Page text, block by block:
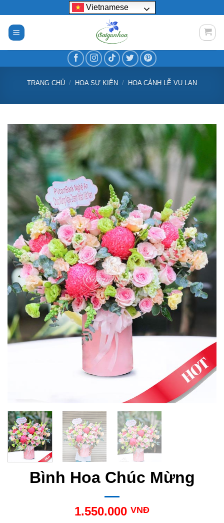
nội
dung
Vietnamese
TRANG CHỦ / HOA SỰ KIỆN / HOA CẢNH LỄ VU LAN
Bình Hoa Chúc Mừng
1.550.000 VNĐ